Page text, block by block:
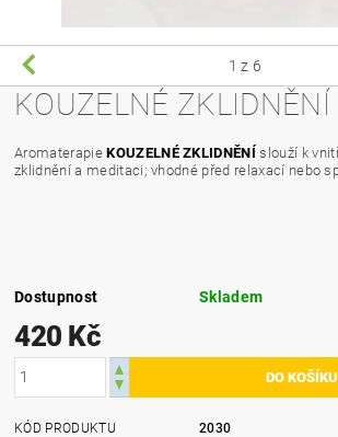
1 z 6
KOUZELNÉ ZKLIDNĚNÍ
AromaterapieKOUZELNÉ ZKLIDNĚNÍ slouží k
zklidnění a meditaci; vhodné před relaxací nebo
Dostupnost Skladem
420 Kč
KÓD PRODUKTU
2030